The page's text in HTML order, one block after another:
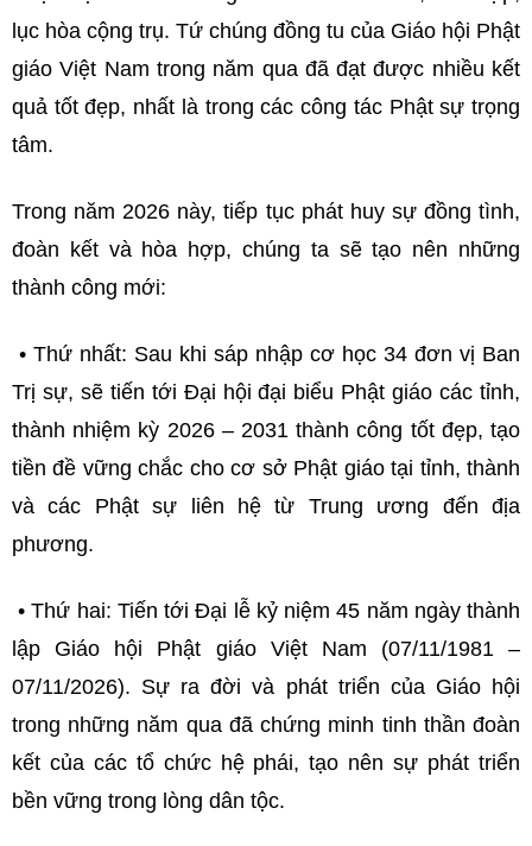
lục hòa cộng trụ. Tứ chúng đồng tu của Giáo hội Phật
giáo Việt Nam trong năm qua đã đạt được nhiều kết
quả tốt đẹp, nhất là trong các công tác Phật sự trọng
tâm.
Trong năm 2026 này, tiếp tục phát huy sự đồng tình,
đoàn kết và hòa hợp, chúng ta sẽ tạo nên những
thành công mới:
• Thứ nhất: Sau khi sáp nhập cơ học 34 đơn vị Ban
Trị sự, sẽ tiến tới Đại hội đại biểu Phật giáo các tỉnh,
thành nhiệm kỳ 2026 – 2031 thành công tốt đẹp, tạo
tiền đề vững chắc cho cơ sở Phật giáo tại tỉnh, thành
và các Phật sự liên hệ từ Trung ương đến địa
phương.
• Thứ hai: Tiến tới Đại lễ kỷ niệm 45 năm ngày thành
lập Giáo hội Phật giáo Việt Nam (07/11/1981 –
07/11/2026). Sự ra đời và phát triển của Giáo hội
trong những năm qua đã chứng minh tinh thần đoàn
kết của các tổ chức hệ phái, tạo nên sự phát triển
bền vững trong lòng dân tộc.